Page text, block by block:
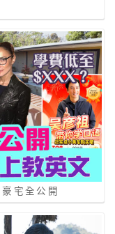
宅全公開